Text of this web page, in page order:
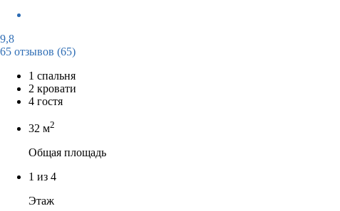
9,8
65 отзывов (65)
1 спальня
2 кровати
4 гостя
32 м2
Общая площадь
1 из 4
Этаж